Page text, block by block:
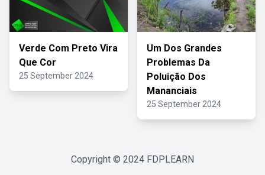
Verde Com Preto Vira
Que Cor
25 September 2024
Um Dos Grandes
Problemas Da
Poluição Dos
Mananciais
25 September 2024
Copyright © 2024 FDPLEARN